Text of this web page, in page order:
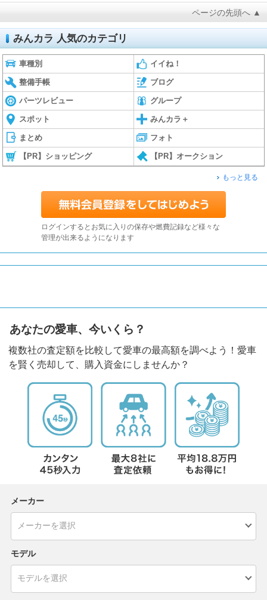
ページの先頭へ ▲
みんカラ 人気のカテゴリ
車種別 イイね！
整備手帳 ブログ
パーツレビュー グループ
スポット みんカラ＋
まとめ フォト
【PR】ショッピング 【PR】オークション
もっと見る
ログインするとお気に入りの保存や燃費記録など様々な
管理が出来るようになります
あなたの愛車、今いくら？
複数社の査定額を比較して愛車の最高額を調べよう！愛車
を賢く売却して、購入資金にしませんか？
メーカー
モデル